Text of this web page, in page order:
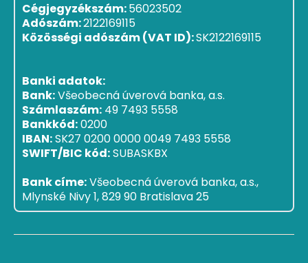
Cégjegyzékszám:56023502
Adószám:2122169115
Közösségi adószám (VAT ID):SK2122169115
Banki adatok:
Bank:Všeobecná úverová banka, a.s.
Számlaszám: 49 7493 5558
Bankkód:0200
IBAN:SK27 0200 0000 0049 7493 5558
SWIFT/BIC kód:SUBASKBX
Bank címe:Všeobecná úverová banka, a.s.,
Mlynské Nivy 1, 829 90 Bratislava 25